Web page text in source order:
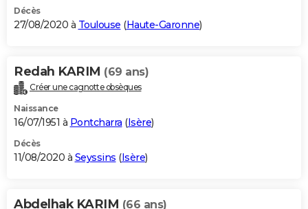
Décès
27/08/2020 à Toulouse (Haute-Garonne)
Redah KARIM (69 ans)
Créer une cagnotte obsèques
Naissance
16/07/1951 à Pontcharra (Isère)
Décès
11/08/2020 à Seyssins (Isère)
Abdelhak KARIM (66 ans)